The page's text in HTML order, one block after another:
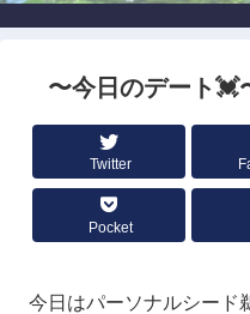
〜今日のデート💓
Twitter
Pocket
今日はパーソナルシード